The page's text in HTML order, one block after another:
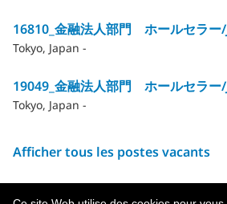
Tokyo, Japan -
19049_金融法人部門 ホールセラー/
Tokyo, Japan -
Afficher tous les postes vacants